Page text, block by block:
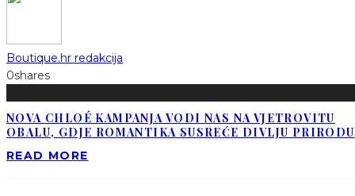
Boutique.hr redakcija
0shares
NOVA CHLOÉ KAMPANJA VODI NAS NA VJETROVITU
OBALU, GDJE ROMANTIKA SUSREĆE DIVLJU PRIRODU
READ MORE